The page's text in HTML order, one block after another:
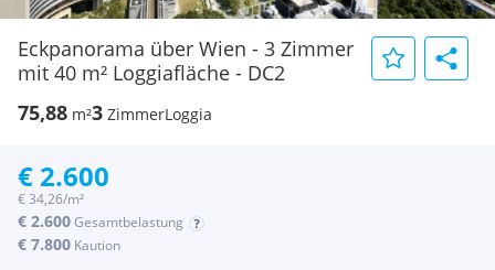
Eckpanorama über Wien - 3 Zimmer
mit 40 m² Loggiafläche - DC2
75,88 m²3 ZimmerLoggia
€ 2.600
€ 34,26/m²
€ 2.600Gesamtbelastung
€ 7.800 Kaution